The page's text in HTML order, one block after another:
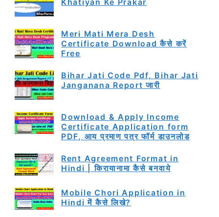
Khatiyan Ke Prakar
Meri Mati Mera Desh
Certificate Download कैसे करें
Free
Bihar Jati Code Pdf, Bihar Jati
Janganana Report जारी
Download & Apply Income
Certificate Application form
PDF, आय प्रमाण पत्र फॉर्म डाउनलोड
Rent Agreement Format in
Hindi | किरायानामा कैसे बनवाये
Mobile Chori Application in
Hindi में कैसे लिखे?